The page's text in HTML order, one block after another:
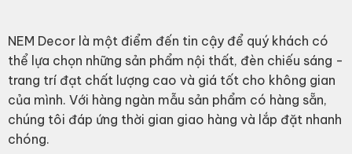
NEM Decor là một điểm đến tin cậy để quý khách có
thể lựa chọn những sản phẩm nội thất, đèn chiếu sáng -
trang trí đạt chất lượng cao và giá tốt cho không gian
của mình. Với hàng ngàn mẫu sản phẩm có hàng sẵn,
chúng tôi đáp ứng thời gian giao hàng và lắp đặt nhanh
chóng.